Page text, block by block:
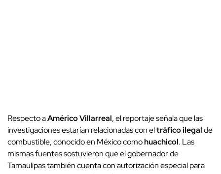
Respecto aAmérico Villarreal, el reportaje señala que las
investigaciones estarían relacionadas con eltráfico ilegalde
combustible, conocido en México comohuachicol. Las
mismas fuentes sostuvieron que el gobernador de
Tamaulipas también cuenta con autorización especial para